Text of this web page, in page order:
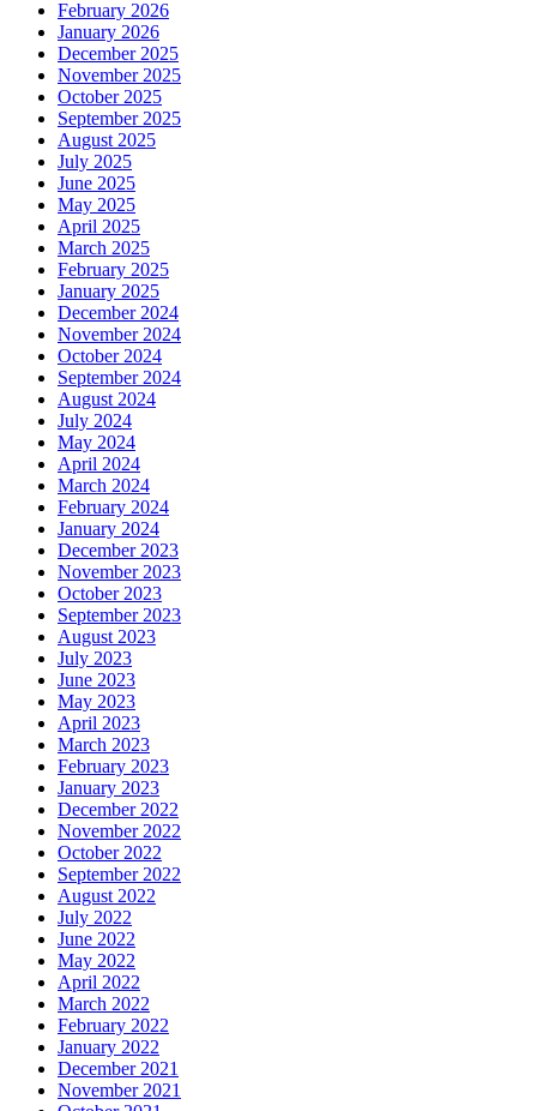
February 2026
January 2026
December 2025
November 2025
October 2025
September 2025
August 2025
July 2025
June 2025
May 2025
April 2025
March 2025
February 2025
January 2025
December 2024
November 2024
October 2024
September 2024
August 2024
July 2024
May 2024
April 2024
March 2024
February 2024
January 2024
December 2023
November 2023
October 2023
September 2023
August 2023
July 2023
June 2023
May 2023
April 2023
March 2023
February 2023
January 2023
December 2022
November 2022
October 2022
September 2022
August 2022
July 2022
June 2022
May 2022
April 2022
March 2022
February 2022
January 2022
December 2021
November 2021